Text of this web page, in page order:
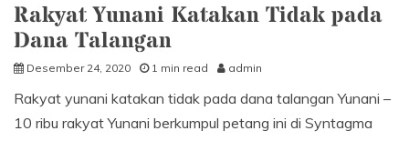
Rakyat Yunani Katakan Tidak pada
Dana Talangan
Desember 24, 2020 1 min read admin
Rakyat yunani katakan tidak pada dana talangan Yunani –
10 ribu rakyat Yunani berkumpul petang ini di Syntagma